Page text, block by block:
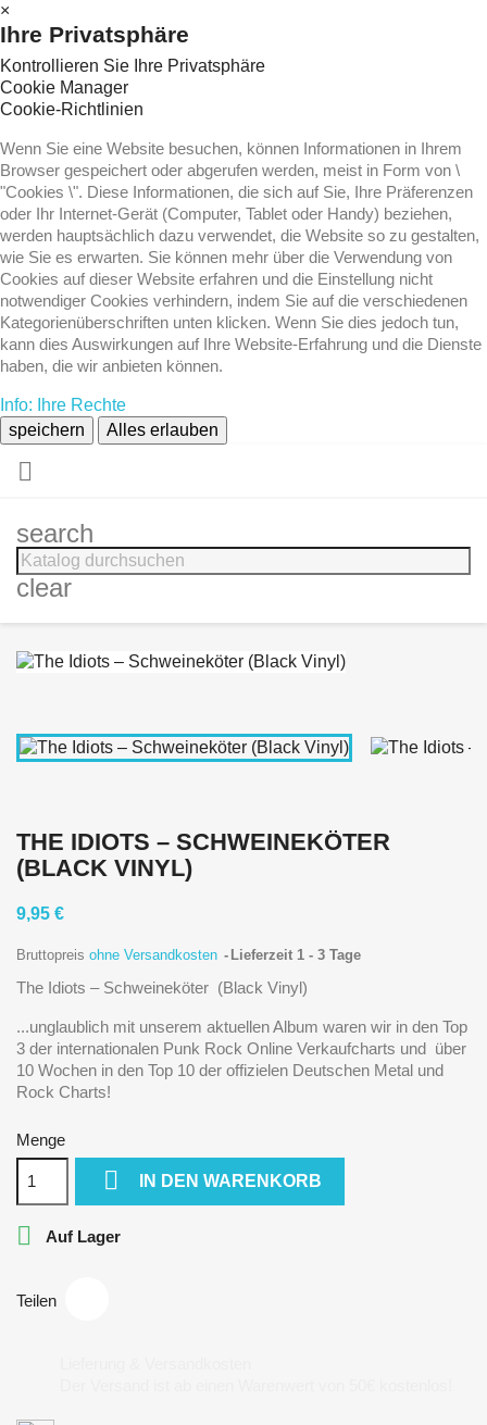
×
Ihre Privatsphäre
Kontrollieren Sie Ihre Privatsphäre
Cookie Manager
Cookie-Richtlinien
Wenn Sie eine Website besuchen, können Informationen in Ihrem
Browser gespeichert oder abgerufen werden, meist in Form von \
"Cookies \". Diese Informationen, die sich auf Sie, Ihre Präferenzen
oder Ihr Internet-Gerät (Computer, Tablet oder Handy) beziehen,
werden hauptsächlich dazu verwendet, die Website so zu gestalten,
wie Sie es erwarten. Sie können mehr über die Verwendung von
Cookies auf dieser Website erfahren und die Einstellung nicht
notwendiger Cookies verhindern, indem Sie auf die verschiedenen
Kategorienüberschriften unten klicken. Wenn Sie dies jedoch tun,
kann dies Auswirkungen auf Ihre Website-Erfahrung und die Dienste
haben, die wir anbieten können.
Info: Ihre Rechte
speichern
Alles erlauben

search
clear
THE IDIOTS – SCHWEINEKÖTER
(BLACK VINYL)
9,95 €
Bruttopreis ohne Versandkosten Lieferzeit 1 - 3 Tage
The Idiots – Schweineköter (Black Vinyl)
...unglaublich mit unserem aktuellen Album waren wir in den Top
3 der internationalen Punk Rock Online Verkaufcharts und über
10 Wochen in den Top 10 der offizielen Deutschen Metal und
Rock Charts!
Menge
 IN DEN WARENKORB
 Auf Lager
Teilen